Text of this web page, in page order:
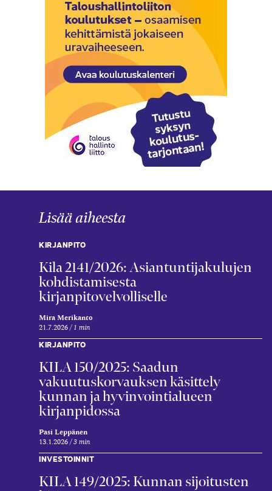
Lisää aiheesta
KIRJANPITO
Kila 2141/2026: Asiantuntijakulujen
kohdistamisesta
kirjanpitovelvolliselle
Mira Merikanto
21.7.2026 1 min
KIRJANPITO
KILA 150/2025: Saadun
vakuutuskorvauksen käsittely
kunnan ja hyvinvointialueen
kirjanpidossa
Pasi Leppänen
13.1.2026 3 min
INVESTOINNIT
KILA 149/2025: Kunnan sijoitusten